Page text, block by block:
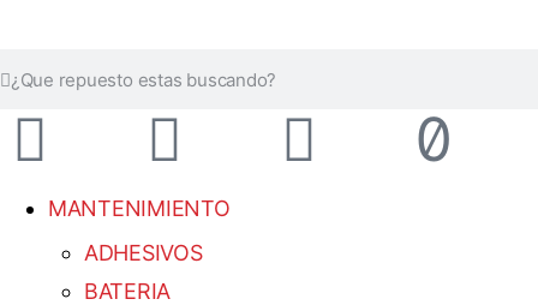
MANTENIMIENTO
ADHESIVOS
BATERIA